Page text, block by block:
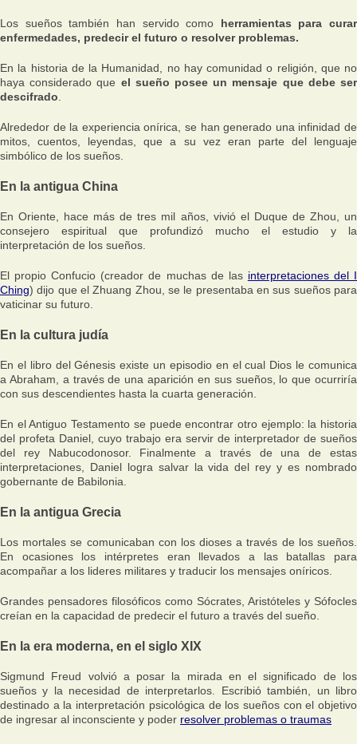
Los sueños también han servido como herramientas para curar
enfermedades, predecir el futuro o resolver problemas.
En la historia de la Humanidad, no hay comunidad o religión, que no
haya considerado que el sueño posee un mensaje que debe ser
descifrado
Alrededor de la experiencia onírica, se han generado una infinidad de
mitos, cuentos, leyendas, que a su vez eran parte del lenguaje
simbólico de los sueños.
En la antigua China
En Oriente, hace más de tres mil años, vivió el Duque de Zhou, un
consejero espiritual que profundizó mucho el estudio y la
interpretación de los sueños.
El propio Confucio (creador de muchas de las interpretaciones del I
Ching) dijo que el Zhuang Zhou, se le presentaba en sus sueños para
vaticinar su futuro.
En la cultura judía
En el libro del Génesis existe un episodio en el cual Dios le comunica
a Abraham, a través de una aparición en sus sueños, lo que ocurriría
con sus descendientes hasta la cuarta generación.
En el Antiguo Testamento se puede encontrar otro ejemplo: la historia
del profeta Daniel, cuyo trabajo era servir de interpretador de sueños
del rey Nabucodonosor. Finalmente a través de una de estas
interpretaciones, Daniel logra salvar la vida del rey y es nombrado
gobernante de Babilonia.
En la antigua Grecia
Los mortales se comunicaban con los dioses a través de los sueños.
En ocasiones los intérpretes eran llevados a las batallas para
acompañar a los lideres militares y traducir los mensajes oníricos.
Grandes pensadores filosóficos como Sócrates, Aristóteles y Sófocles
creían en la capacidad de predecir el futuro a través del sueño.
En la era moderna, en el siglo XIX
Sigmund Freud volvió a posar la mirada en el significado de los
sueños y la necesidad de interpretarlos. Escribió también, un libro
destinado a la interpretación psicológica de los sueños con el objetivo
de ingresar al inconsciente y poder resolver problemas o traumas